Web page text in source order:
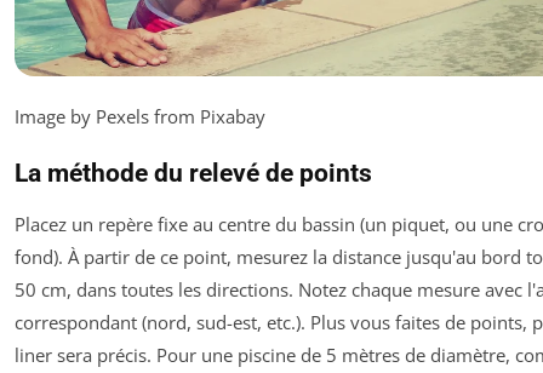
Image by Pexels from Pixabay
La méthode du relevé de points
Placez un repère fixe au centre du bassin (un piquet, ou une
fond). À partir de ce point, mesurez la distance jusqu'au bord
50 cm, dans toutes les directions. Notez chaque mesure avec
correspondant (nord, sud-est, etc.). Plus vous faites de points,
liner sera précis. Pour une piscine de 5 mètres de diamètre,